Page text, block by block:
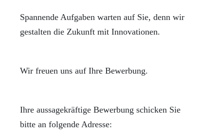
Spannende Aufgaben warten auf Sie, denn wir
gestalten die Zukunft mit Innovationen.
Wir freuen uns auf Ihre Bewerbung.
Ihre aussagekräftige Bewerbung schicken Sie
bitte an folgende Adresse: